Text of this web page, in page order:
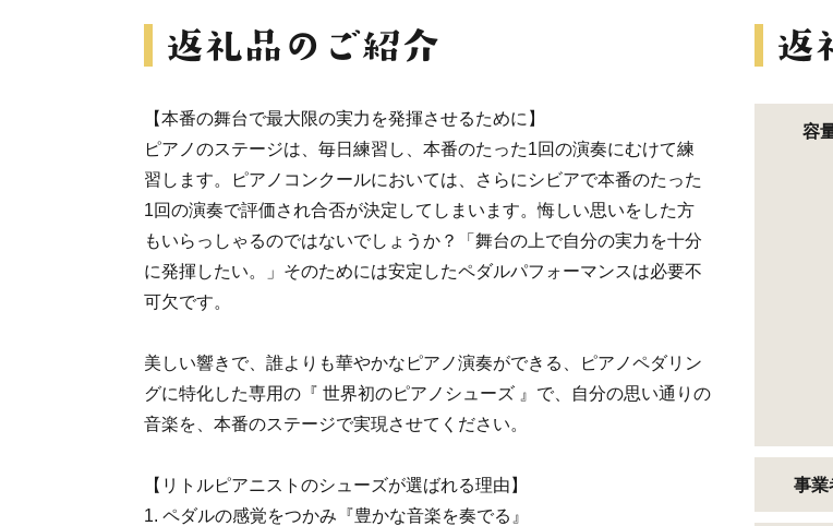
【本番の舞台で最大限の実力を発揮させるために】
ピアノのステージは、毎日練習し、本番のたった1回の演奏にむけて練
習します。ピアノコンクールにおいては、さらにシビアで本番のたった
1回の演奏で評価され合否が決定してしまいます。悔しい思いをした方
もいらっしゃるのではないでしょうか？「舞台の上で自分の実力を十分
に発揮したい。」そのためには安定したペダルパフォーマンスは必要不
可欠です。
美しい響きで、誰よりも華やかなピアノ演奏ができる、ピアノペダリン
グに特化した専用の『 世界初のピアノシューズ 』で、自分の思い通りの
音楽を、本番のステージで実現させてください。
【リトルピアニストのシューズが選ばれる理由】
1. ペダルの感覚をつかみ『豊かな音楽を奏でる』
容
事業